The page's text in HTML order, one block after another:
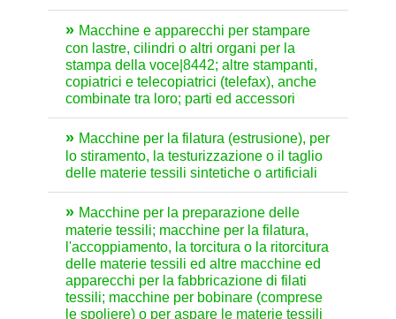
Macchine e apparecchi per stampare
con lastre, cilindri o altri organi per la
stampa della voce|8442; altre stampanti,
copiatrici e telecopiatrici (telefax), anche
combinate tra loro; parti ed accessori
Macchine per la filatura (estrusione), per
lo stiramento, la testurizzazione o il taglio
delle materie tessili sintetiche o artificiali
Macchine per la preparazione delle
materie tessili; macchine per la filatura,
l'accoppiamento, la torcitura o la ritorcitura
delle materie tessili ed altre macchine ed
apparecchi per la fabbricazione di filati
tessili; macchine per bobinare (comprese
le spoliere) o per aspare le materie tessili